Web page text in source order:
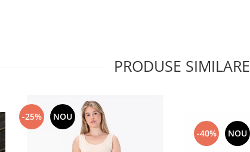
PRODUSE SIMILARE
-25% NOU
-40% NOU